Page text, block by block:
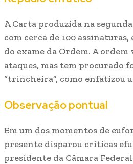
A Carta produzida na segunda
com cerca de 100
do exame da Ordem. A ordem
ataques, mas tem procurado
“trincheira”, como enfatizou
Observação pontual
Em um dos momentos de
presente disparou críticas
presidente da Câmara